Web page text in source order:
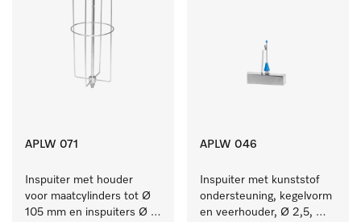
APLW 071
Inspuiter met houder
voor maatcylinders tot Ø
105 mm en inspuiters Ø
APLW 046
Inspuiter met kunststof
ondersteuning, kegelvorm
en veerhouder, Ø 2,5,